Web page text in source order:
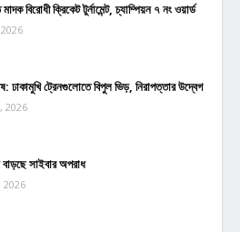
বিরোধী ক্রিকেট টুর্নামেন্ট, চ্যাম্পিয়ন ৭ নং ওয়ার্ড
ঢাকামুখি ট্রেনগুলোতে বিপুল ভিড়, নিরাপত্তার উদ্বেগ
2026
বাড়ছে সাইবার অপরাধ
2026